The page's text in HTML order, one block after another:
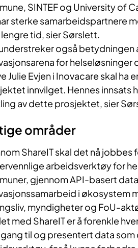
SINTEF og University of
sterke samarbeidspartnere
tid, sier Sørslett.
også betydningen
for
Julie Evjen i Inovacare skal
innvilget. Hennes
av dette prosjektet, sier
områder
ShareIT skal det nå
arbeidsverktøy for
gjennom API-basert
i økosystem
myndigheter og FoU-
med ShareIT er å forenkle
til og presentert data som